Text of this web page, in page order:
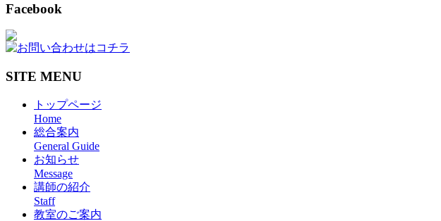
Facebook
SITE MENU
トップページ
Home
総合案内
General Guide
お知らせ
Message
講師の紹介
Staff
教室のご案内